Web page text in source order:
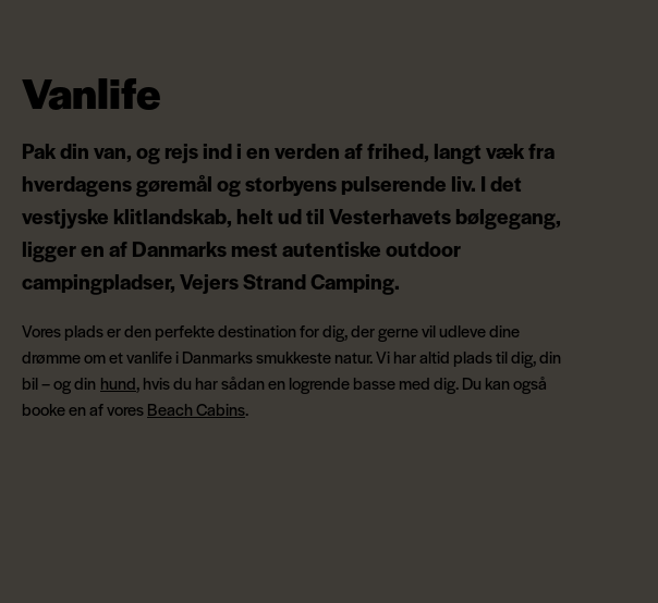
Vanlife
Pak din van, og rejs ind i en verden af frihed, langt væk fra
hverdagens gøremål og storbyens pulserende liv. I det
vestjyske klitlandskab, helt ud til Vesterhavets bølgegang,
ligger en af Danmarks mest autentiske outdoor
campingpladser, Vejers Strand Camping.
Vores plads er den perfekte destination for dig, der gerne vil udleve dine
drømme om et vanlife i Danmarks smukkeste natur. Vi har altid plads til dig, din
bil – og din hund, hvis du har sådan en logrende basse med dig. Du kan også
booke en af voresBeach Cabins.